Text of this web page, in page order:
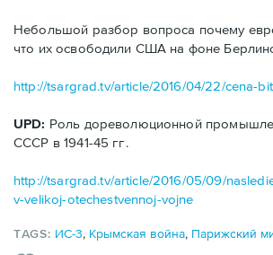
Небольшой разбор вопроса почему
что их освободили США на фоне
http://tsargrad.tv/article/2016/04/22/cena-
UPD: Роль дореволюционной
СССР в 1941-45 гг.
http://tsargrad.tv/article/2016/05/09/
v-velikoj-otechestvennoj-vojne
TAGS: ИС-3, Крымская война, Парижский